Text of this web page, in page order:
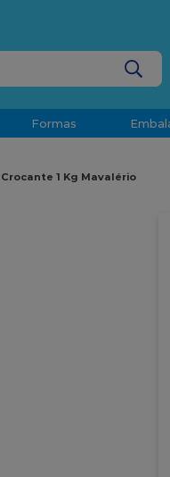
Formas
1 Kg Mavalério